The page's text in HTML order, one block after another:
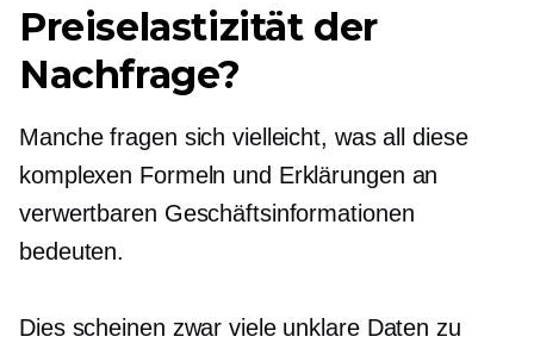
Preiselastizität der
Nachfrage?
Manche fragen sich vielleicht, was all diese
komplexen Formeln und Erklärungen an
verwertbaren Geschäftsinformationen
bedeuten.
Dies scheinen zwar viele unklare Daten zu